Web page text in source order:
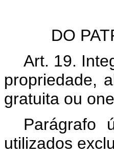
DO
Art. 19.
propriedade,
gratuita ou
Parágrafo
utilizados